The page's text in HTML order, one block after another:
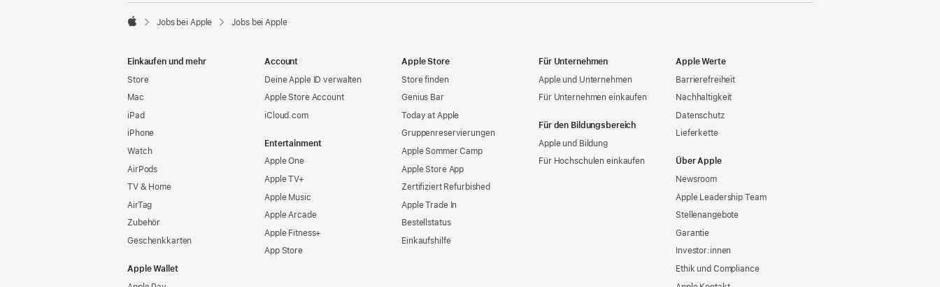

Jobs bei Apple Jobs bei Apple
Einkaufen und mehr
Store
Mac
iPad
iPhone
Watch
AirPods
TV & Home
AirTag
Zubehör
Geschenkkarten
Apple Wallet
Account
Deine Apple ID verwalten
Apple Store Account
iCloud.com
Entertainment
Apple One
Apple TV+
Apple Music
Apple Arcade
Apple Fitness+
App Store
Apple Store
Store finden
Genius Bar
Today at Apple
Gruppen­reservierungen
Apple Sommer Camp
Apple Store App
Zertifiziert Refurbished
Apple Trade In
Bestellstatus
Einkaufshilfe
Für Unternehmen
Apple und Unternehmen
Für Unternehmen einkaufen
Für den Bildungsbereich
Apple und Bildung
Für Hochschulen einkaufen
Apple Werte
Barrierefreiheit
Nachhaltigkeit
Datenschutz
Lieferkette
Über Apple
Newsroom
Apple Leadership Team
Stellenangebote
Garantie
Investor:innen
Ethik und Compliance